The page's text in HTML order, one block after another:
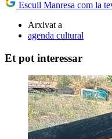
Escull Manresa com la
Arxivat a
agenda cultural
Et pot interessar